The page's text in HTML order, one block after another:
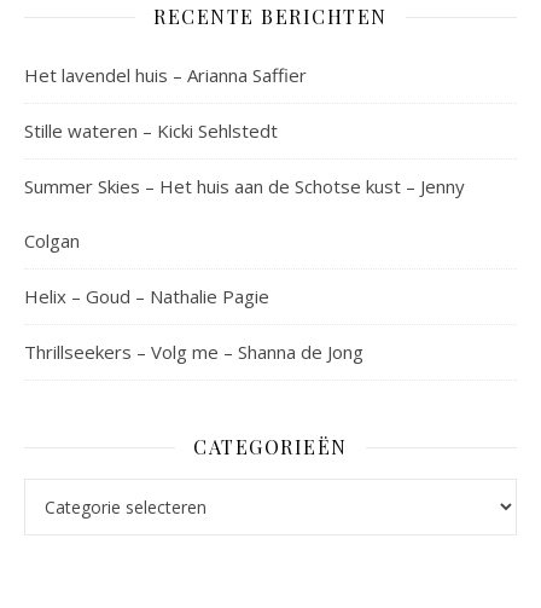
RECENTE BERICHTEN
Het lavendel huis – Arianna Saffier
Stille wateren – Kicki Sehlstedt
Summer Skies – Het huis aan de Schotse kust – Jenny
Colgan
Helix – Goud – Nathalie Pagie
Thrillseekers – Volg me – Shanna de Jong
CATEGORIEËN